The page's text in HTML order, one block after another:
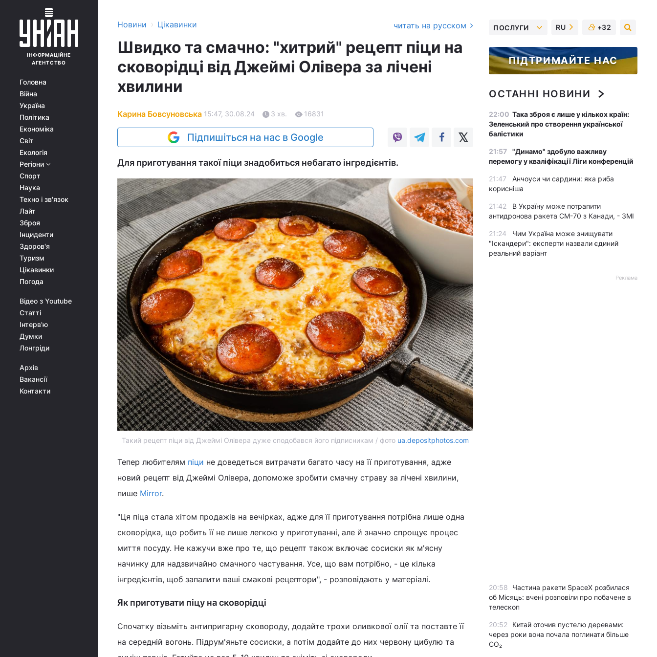
ІНФОРМАЦІЙНЕ
АГЕНТСТВО
Головна
Війна
Україна
Політика
Економіка
Світ
Екологія
Регіони
Спорт
Наука
Техно і зв'язок
Лайт
Зброя
Інциденти
Здоров'я
Туризм
Цікавинки
Погода
Відео з Youtube
Статті
Інтерв'ю
Думки
Лонгріди
Архів
Вакансії
Контакти
Новини › Цікавинки читать на русском
Швидко та смачно: "хитрий" рецепт піци на
сковорідці від Джеймі Олівера за лічені
хвилини
Карина Бовсуновська 15:47, 30.08.24 3 хв. 16831
Підпишіться на нас в Google
Для приготування такої піци знадобиться небагато інгредієнтів.
Такий рецепт піци від Джеймі Олівера дуже сподобався його підписникам / фото ua.depositphotos.com
Тепер любителям піци не доведеться витрачати багато часу на її приготування, адже
новий рецепт від Джеймі Олівера, допоможе зробити смачну страву за лічені хвилини,
пише Mirror.
"Ця піца стала хітом продажів на вечірках, адже для її приготування потрібна лише одна
сковорідка, що робить її не лише легкою у приготуванні, але й значно спрощує процес
миття посуду. Не кажучи вже про те, що рецепт також включає сосиски як м'ясну
начинку для надзвичайно смачного частування. Усе, що вам потрібно, - це кілька
інгредієнтів, щоб запалити ваші смакові рецептори", - розповідають у матеріалі.
Як приготувати піцу на сковорідці
Спочатку візьміть антипригарну сковороду, додайте трохи оливкової олії та поставте її
на середній вогонь. Підрум'яньте сосиски, а потім додайте до них червону цибулю та
ПОСЛУГИ RU +32
ПІДТРИМАЙТЕ НАС
ОСТАННІ НОВИНИ
22:00 Така зброя є лише у кількох країн:
Зеленський про створення української
балістики
21:57
"Динамо" здобуло важливу
перемогу у кваліфікації Ліги конференцій
21:47
Анчоуси чи сардини: яка риба
корисніша
21:42
В Україну може потрапити
антидронова ракета CM-70 з Канади, - ЗМІ
21:24
Чим Україна може знищувати
"Іскандери": експерти назвали єдиний
реальний варіант
Реклама
20:58
Частина ракети SpaceX розбилася
об Місяць: вчені розповіли про побачене в
телескоп
20:52
Китай оточив пустелю деревами:
через роки вона почала поглинати більше
CO₂